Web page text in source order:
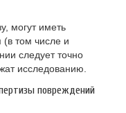
могут иметь
(в том числе и
следует точно
исследованию.
повреждений